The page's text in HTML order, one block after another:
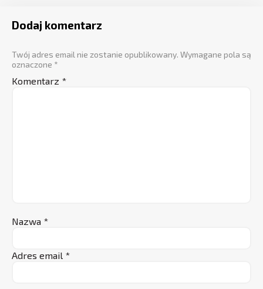
Dodaj komentarz
Twój adres email nie zostanie opublikowany. Wymagane pola są
oznaczone *
Komentarz *
Nazwa *
Adres email *